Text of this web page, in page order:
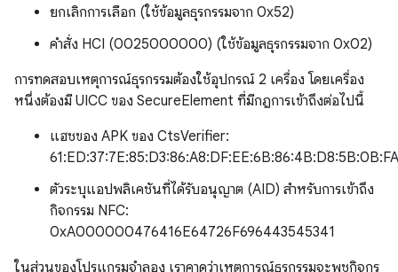
ยกเลิกการเลือก (ใช้ข้อมูลธุรกรรมจาก 0x52)
คำสั่ง HCI (0025000000) (ใช้ข้อมูลธุรกรรมจาก 0x02)
การทดสอบเหตุการณ์ธุรกรรมต้องใช้อุปกรณ์ 2 เครื่อง โดยเครื่อง
หนึ่งต้องมี UICC ของ SecureElement ที่มีกฎการเข้าถึงต่อไปนี้
แฮชของ APK ของ CtsVerifier:
ตัวระบุแอปพลิเคชันที่ได้รับอนุญาต (AID) สำหรับการเข้าถึง
กิจกรรม NFC:
0xA000000476416E64726F696443545341
ในส่วนของโปรแกรมจำลอง เราคาดว่าเหตุการณ์ธุรกรรมจะพุชกิจกร